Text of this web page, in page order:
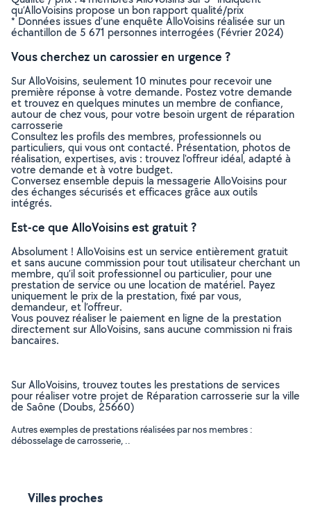
qu’AlloVoisins propose un bon rapport qualité/prix
* Données issues d’une enquête AlloVoisins réalisée sur un
échantillon de 5 671 personnes interrogées (Février 2024)
Vous cherchez un carossier en urgence ?
Sur AlloVoisins, seulement 10 minutes pour recevoir une
première réponse à votre demande. Postez votre demande
et trouvez en quelques minutes un membre de confiance,
autour de chez vous, pour votre besoin urgent de réparation
carrosserie
Consultez les profils des membres, professionnels ou
particuliers, qui vous ont contacté. Présentation, photos de
réalisation, expertises, avis : trouvez l'offreur idéal, adapté à
votre demande et à votre budget.
Conversez ensemble depuis la messagerie AlloVoisins pour
des échanges sécurisés et efficaces grâce aux outils
intégrés.
Est-ce que AlloVoisins est gratuit ?
Absolument ! AlloVoisins est un service entièrement gratuit
et sans aucune commission pour tout utilisateur cherchant un
membre, qu’il soit professionnel ou particulier, pour une
prestation de service ou une location de matériel. Payez
uniquement le prix de la prestation, fixé par vous,
demandeur, et l’offreur.
Vous pouvez réaliser le paiement en ligne de la prestation
directement sur AlloVoisins, sans aucune commission ni frais
bancaires.
Sur AlloVoisins, trouvez toutes les prestations de services
pour réaliser votre projet de Réparation carrosserie sur la ville
de Saône (Doubs, 25660)
Autres exemples de prestations réalisées par nos membres :
débosselage de carrosserie, ..
Villes proches